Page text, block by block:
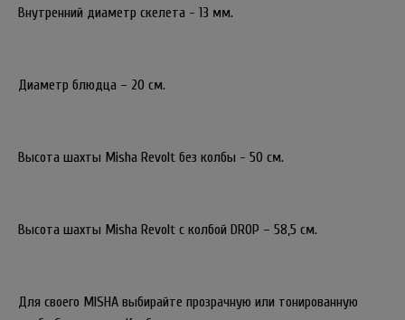
Внутренний диаметр скелета - 13 мм.
Диаметр блюдца – 20 см.
Высота шахты Misha Revolt без колбы - 50 см.
Высота шахты Misha Revolt с колбой DROP – 58,5 см.
Для своего MISHA выбирайте прозрачную или тонированную